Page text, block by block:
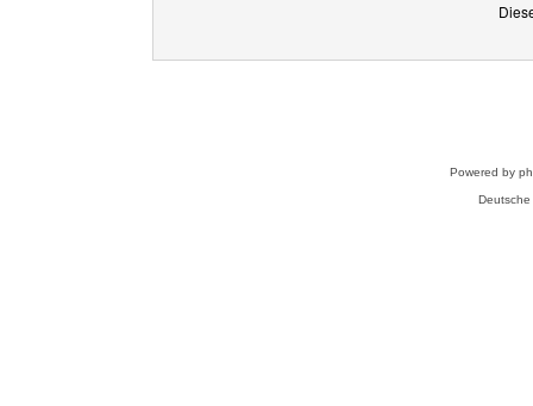
Powered by